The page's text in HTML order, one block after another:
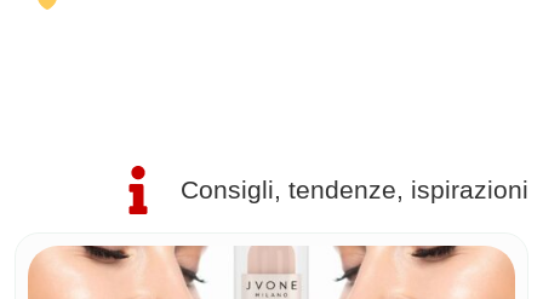
Consigli, tendenze, ispirazioni